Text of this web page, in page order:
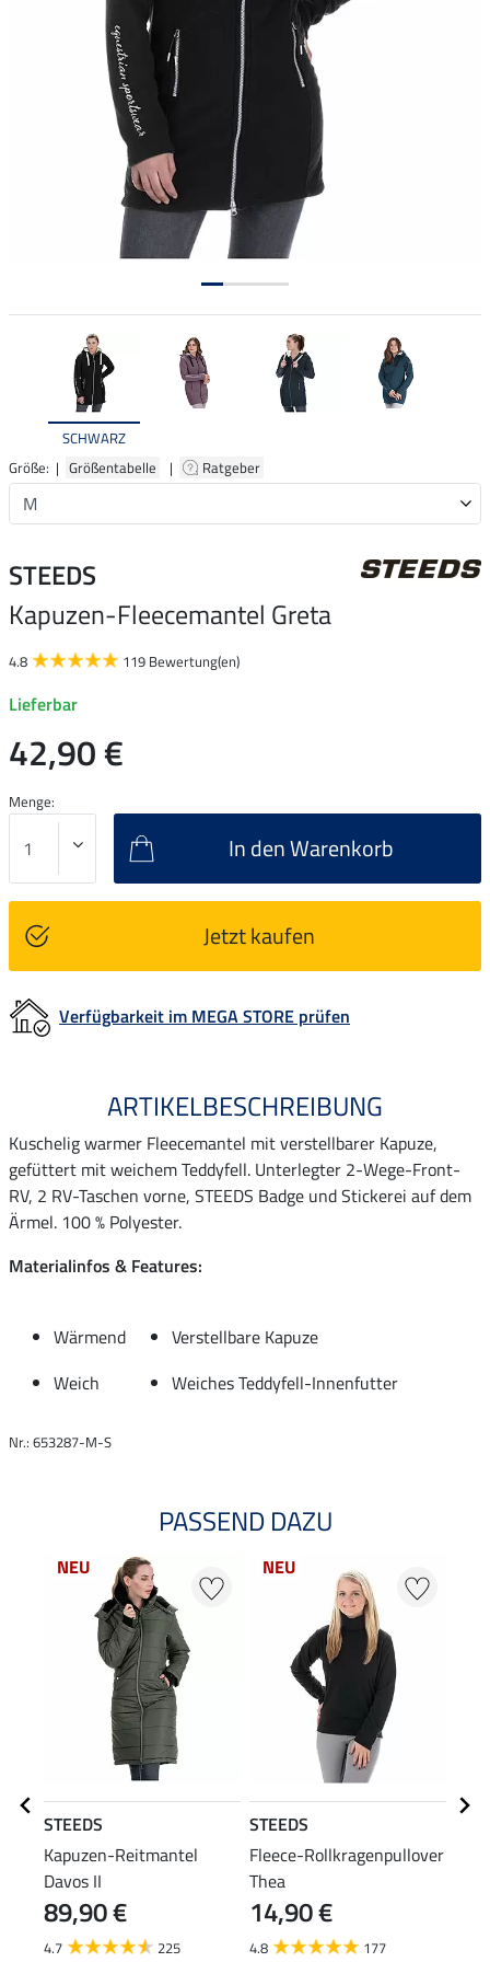
SCHWARZ
Größe: | Größentabelle | Ratgeber
STEEDS
Kapuzen-Fleecemantel Greta
4.8 119 Bewertung(en)
Lieferbar
42,90 €
Menge:
In den Warenkorb
Jetzt kaufen
Verfügbarkeit im MEGA STORE prüfen
ARTIKELBESCHREIBUNG
Kuschelig warmer Fleecemantel mit verstellbarer Kapuze,
gefüttert mit weichem Teddyfell. Unterlegter 2-Wege-Front-
RV, 2 RV-Taschen vorne, STEEDS Badge und Stickerei auf dem
Ärmel. 100 % Polyester.
Materialinfos & Features:
Wärmend
Verstellbare Kapuze
Weich
Weiches Teddyfell-Innenfutter
Nr.: 653287-M-S
PASSEND DAZU
NEU
STEEDS
Kapuzen-Reitmantel
Davos II
89,90 €
4.7 225
NEU
STEEDS
Fleece-Rollkragenpullover
Thea
14,90 €
4.8 177